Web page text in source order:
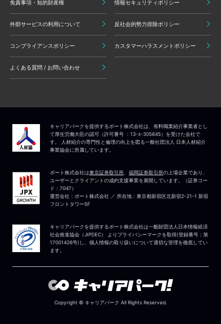
免責事項・知的財産権 情報セキュリティポリシー
外部サービスの利用について 反社会的勢力排除ポリシー
コンプライアンスポリシー カスタマーハラスメントポリシー
よくある質問 / お問い合わせ